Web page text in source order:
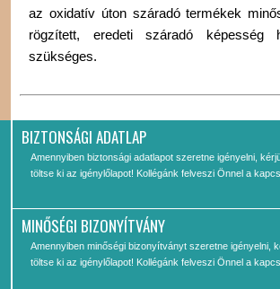
az oxidatív úton száradó termékek
rögzített, eredeti száradó képesség
szükséges.
BIZTONSÁGI ADATLAP
Amennyiben biztonsági adatlapot szeretne igényelni,
töltse ki az igénylőlapot! Kollégánk felveszi Önnel a
MINŐSÉGI BIZONYÍTVÁNY
Amennyiben minőségi bizonyítványt szeretne igényelni,
töltse ki az igénylőlapot! Kollégánk felveszi Önnel a